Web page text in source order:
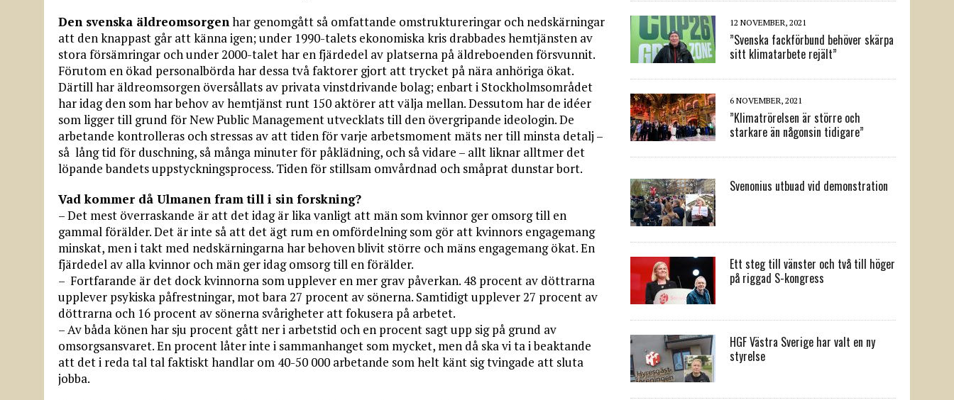
Den svenska äldreomsorgenhar genomgått så omfattande omstruktureringar och nedskärningar
att den knappast går att känna igen; under 1990-talets ekonomiska kris drabbades hemtjänsten av
stora försämringar och under 2000-talet har en fjärdedel av platserna på äldreboenden försvunnit.
Förutom en ökad personalbörda har dessa två faktorer gjort att trycket på nära anhöriga ökat.
Därtill har äldreomsorgen översållats av privata vinstdrivande bolag; enbart i Stockholmsområdet
har idag den som har behov av hemtjänst runt 150 aktörer att välja mellan. Dessutom har de idéer
som ligger till grund för New Public Management utvecklats till den övergripande ideologin. De
arbetande kontrolleras och stressas av att tiden för varje arbetsmoment mäts ner till minsta detalj –
så lång tid för duschning, så många minuter för påklädning, och så vidare – allt liknar alltmer det
löpande bandets uppstyckningsprocess. Tiden för stillsam omvårdnad och småprat dunstar bort.
Vad kommer då Ulmanen fram till i sin forskning?
– Det mest överraskande är att det idag är lika vanligt att män som kvinnor ger omsorg till en
gammal förälder. Det är inte så att det ägt rum en omfördelning som gör att kvinnors engagemang
minskat, men i takt med nedskärningarna har behoven blivit större och mäns engagemang ökat. En
fjärdedel av alla kvinnor och män ger idag omsorg till en förälder.
– Fortfarande är det dock kvinnorna som upplever en mer grav påverkan. 48 procent av döttrarna
upplever psykiska påfrestningar, mot bara 27 procent av sönerna. Samtidigt upplever 27 procent av
döttrarna och 16 procent av sönerna svårigheter att fokusera på arbetet.
– Av båda könen har sju procent gått ner i arbetstid och en procent sagt upp sig på grund av
omsorgsansvaret. En procent låter inte i sammanhanget som mycket, men då ska vi ta i beaktande
att det i reda tal tal faktiskt handlar om 40-50 000 arbetande som helt känt sig tving­ade att sluta
jobba.
12 NOVEMBER, 2021
”Svenska fackförbund behöver skärpa
sitt klimatarbete rejält”
6 NOVEMBER, 2021
”Klimatrörelsen är större och
starkare än någonsin tidigare”
Svenonius utbuad vid demonstration
Ett steg till vänster och två till höger
på riggad S-kongress
HGF Västra Sverige har valt en ny
styrelse